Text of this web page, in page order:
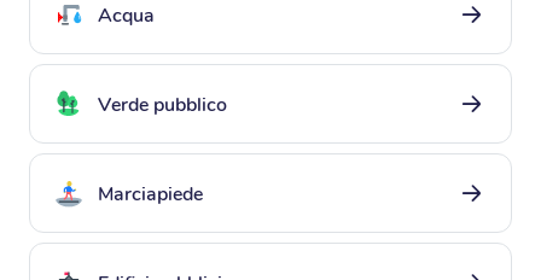
acqua
verde pubblico
marciapiede